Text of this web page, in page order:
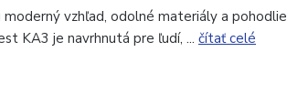
vzhľad, odolné materiály a pohodlie
KA3 je navrhnutá pre ľudí, ... čítať celé